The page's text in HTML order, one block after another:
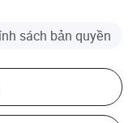
sách bản quyền